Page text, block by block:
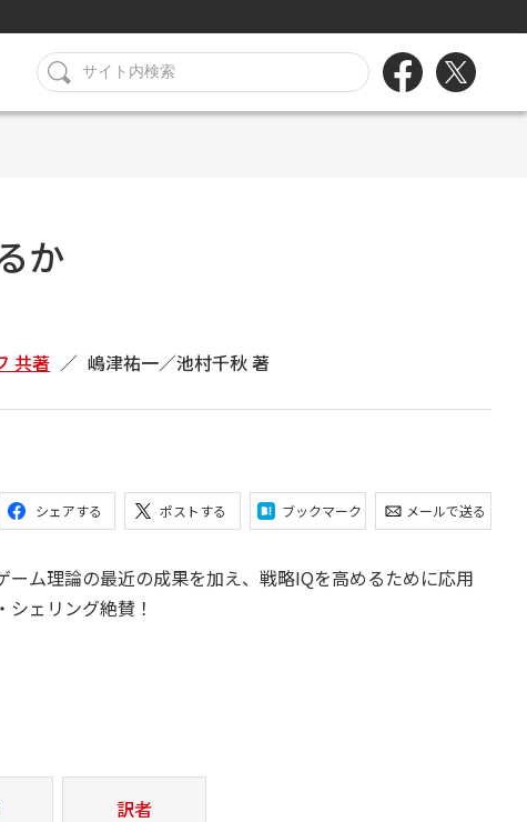
か
共著 嶋津祐一／池村千秋 著
シェアする ポストする ブックマーク メールで送る
ム理論の最近の成果を加え、戦略IQを高めるために応用
ェリング絶賛！
訳者